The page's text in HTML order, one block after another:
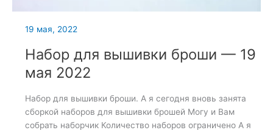
19 мая, 2022
Набор для вышивки броши — 19
мая 2022
Набор для вышивки броши. А я сегодня вновь занята
сборкой наборов для вышивки брошей Могу и Вам
собрать наборчик Количество наборов ограничено А я